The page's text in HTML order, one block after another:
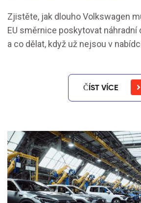
Zjistěte, jak dlouho Volkswagen
EU směrnice poskytovat náhradní
a co dělat, když už nejsou v
ČÍST VÍCE